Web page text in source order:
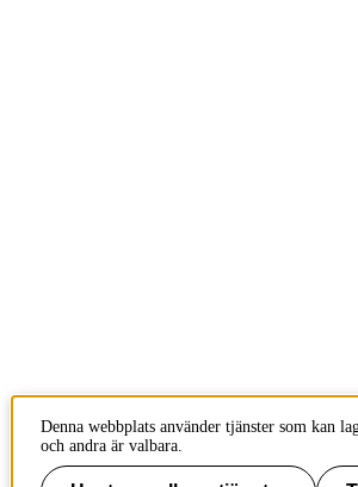
Denna webbplats använder tjänster som kan
och andra är valbara.